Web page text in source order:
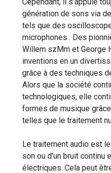
génération de sons via
tels que des
microphones . Des
Willem szMm et George
inventions en un
grâce à des techniques
Alors que la société
technologiques, elle
formes de musique
telles que le traitement
Le traitement audio est
son ou d’un bruit continu
électriques. Cela peut